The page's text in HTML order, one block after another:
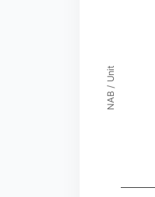
NAB / Unit